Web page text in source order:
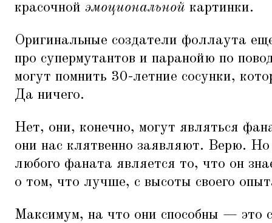
красочной эмоциональной картинки.
Оригинальные создатели фоллаута
про супермутантов и паранойю по
могут помнить 30-летние сосунки,
Да ничего.
Нет, они, конечно, могут являться
они нас клятвенно заявляют. Верю.
любого фаната является то, что он
о том, что лучше, с высоты своего
Максимум, на что они способны — это